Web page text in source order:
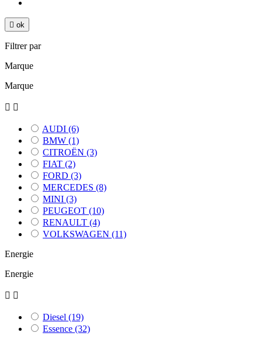
 ok
Filtrer par
Marque
Marque
 
AUDI (6)
BMW (1)
CITROËN (3)
FIAT (2)
FORD (3)
MERCEDES (8)
MINI (3)
PEUGEOT (10)
RENAULT (4)
VOLKSWAGEN (11)
Energie
Energie
 
Diesel (19)
Essence (32)